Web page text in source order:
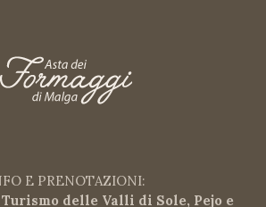
E PRENOTAZIONI:
delle Valli di Sole, Pejo e